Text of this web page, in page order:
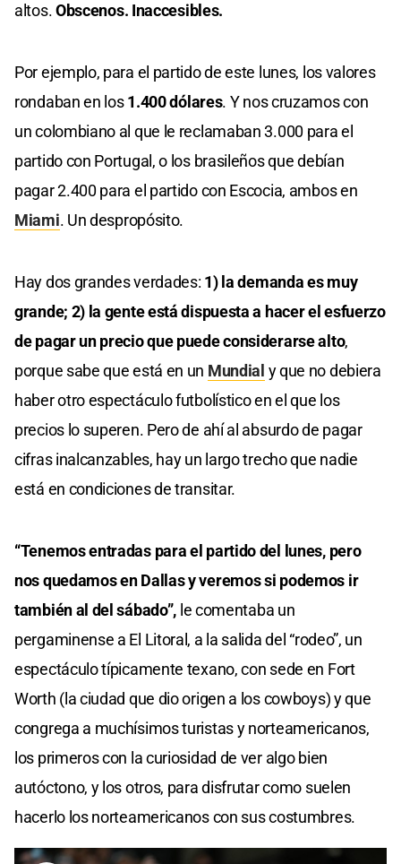
altos.Obscenos. Inaccesibles.
Por ejemplo, para el partido de este lunes, los valores
rondaban en los1.400 dólares. Y nos cruzamos con
un colombiano al que le reclamaban 3.000 para el
partido con Portugal, o los brasileños que debían
pagar 2.400 para el partido con Escocia, ambos en
Miami. Un despropósito.
Hay dos grandes verdades: 1) la demanda es muy
grande; 2) la gente está dispuesta a hacer el esfuerzo
de pagar un precio que puede considerarse alto,
porque sabe que está en un Mundial y que no debiera
haber otro espectáculo futbolístico en el que los
precios lo superen. Pero de ahí al absurdo de pagar
cifras inalcanzables, hay un largo trecho que nadie
está en condiciones de transitar.
“Tenemos entradas para el partido del lunes, pero
nos quedamos en Dallas y veremos si podemos ir
también al del sábado”, le comentaba un
pergaminense a El Litoral, a la salida del “rodeo”, un
espectáculo típicamente texano, con sede en Fort
Worth (la ciudad que dio origen a los cowboys) y que
congrega a muchísimos turistas y norteamericanos,
los primeros con la curiosidad de ver algo bien
autóctono, y los otros, para disfrutar como suelen
hacerlo los norteamericanos con sus costumbres.